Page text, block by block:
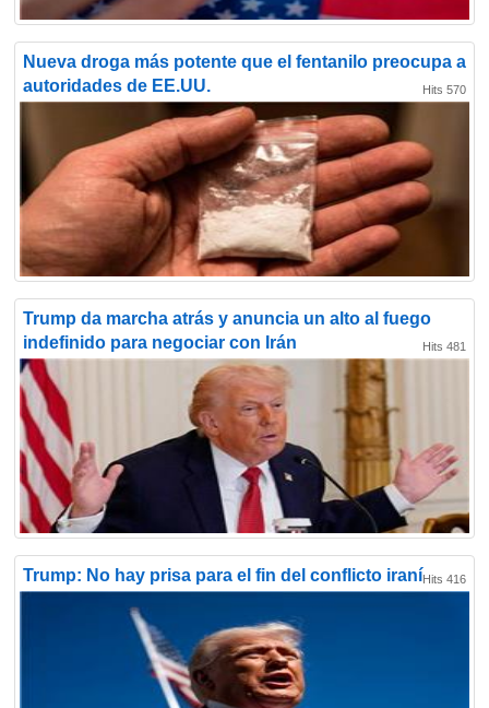
Nueva droga más potente que el fentanilo preocupa a
autoridades de EE.UU.
Hits 570
Trump da marcha atrás y anuncia un alto al fuego
indefinido para negociar con Irán
Hits 481
Trump: No hay prisa para el fin del conflicto iraníHits 416